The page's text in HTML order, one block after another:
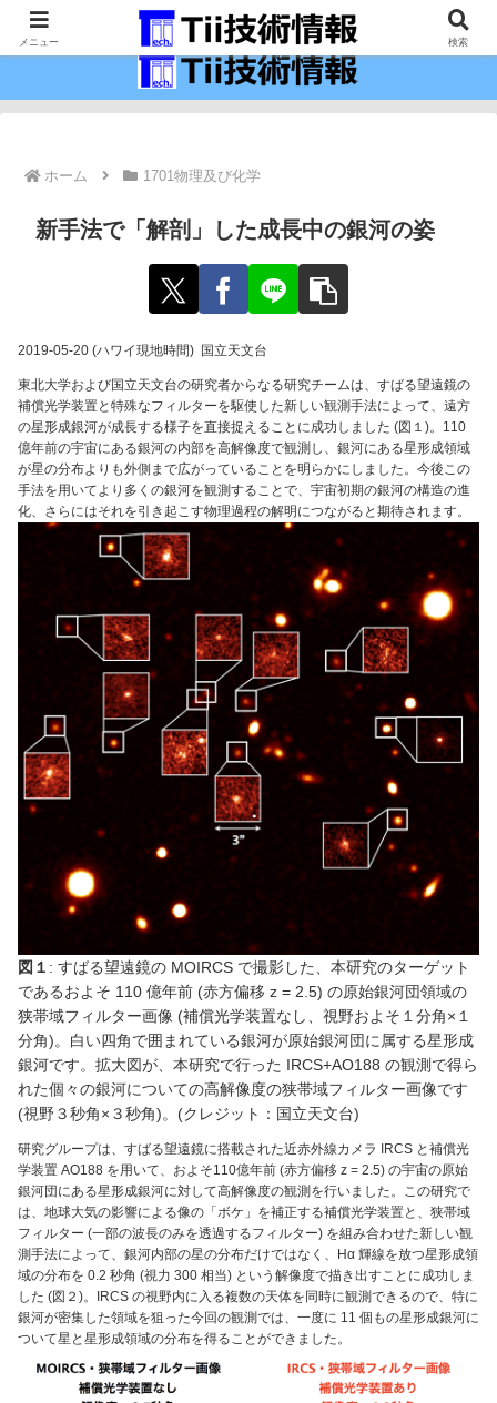
最新の科学技術の情報インフラ。
ホーム 1701物理及び化学
新手法で「解剖」した成長中の銀河の姿
2019-05-20 (ハワイ現地時間) 国立天文台
東北大学および国立天文台の研究者からなる研究チームは、すばる望遠鏡の
補償光学装置と特殊なフィルターを駆使した新しい観測手法によって、遠方
の星形成銀河が成長する様子を直接捉えることに成功しました (図１)。110
億年前の宇宙にある銀河の内部を高解像度で観測し、銀河にある星形成領域
が星の分布よりも外側まで広がっていることを明らかにしました。今後この
手法を用いてより多くの銀河を観測することで、宇宙初期の銀河の構造の進
化、さらにはそれを引き起こす物理過程の解明につながると期待されます。
図１ : すばる望遠鏡の MOIRCS で撮影した、本研究のターゲット
であるおよそ 110 億年前 (赤方偏移 z = 2.5) の原始銀河団領域の
狭帯域フィルター画像 (補償光学装置なし、視野およそ１分角×１
分角)。白い四角で囲まれている銀河が原始銀河団に属する星形成
銀河です。拡大図が、本研究で行った IRCS+AO188 の観測で得ら
れた個々の銀河についての高解像度の狭帯域フィルター画像です
(視野３秒角×３秒角)。(クレジット：国立天文台)
研究グループは、すばる望遠鏡に搭載された近赤外線カメラ IRCS と補償光
学装置 AO188 を用いて、およそ110億年前 (赤方偏移 z = 2.5) の宇宙の原始
銀河団にある星形成銀河に対して高解像度の観測を行いました。この研究で
は、地球大気の影響による像の「ボケ」を補正する補償光学装置と、狭帯域
フィルター (一部の波長のみを透過するフィルター) を組み合わせた新しい観
測手法によって、銀河内部の星の分布だけではなく、Hα 輝線を放つ星形成領
域の分布を 0.2 秒角 (視力 300 相当) という解像度で描き出すことに成功しま
した (図２)。IRCS の視野内に入る複数の天体を同時に観測できるので、特に
銀河が密集した領域を狙った今回の観測では、一度に 11 個もの星形成銀河に
ついて星と星形成領域の分布を得ることができました。
メニュー 検索